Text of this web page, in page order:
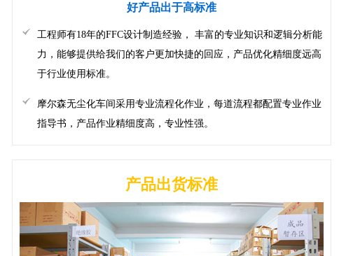
好产品出于高标准
工程师有18年的FFC设计制造经验， 丰富的专业知识和逻辑分析能
力，能够提供给我们的客户更加快捷的回应，产品优化精细度远高
于行业使用标准。
摩尔森无尘化车间采用专业流程化作业，每道流程都配置专业作业
指导书，产品作业精细度高，专业性强。
产品出货标准